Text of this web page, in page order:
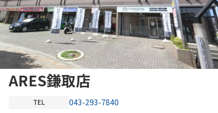
ARES鎌取店
TEL 043-293-7840